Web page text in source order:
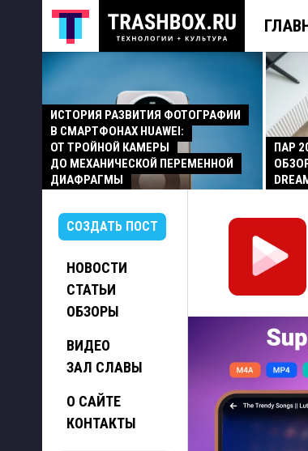
ИСТОРИЯ РАЗВИТИЯ ФОТОГРАФИИ
В СМАРТФОНАХ HUAWEI:
ОТ ТРОЙНОЙ КАМЕРЫ
ДО МЕХАНИЧЕСКОЙ ПЕРЕМЕННОЙ
ДИАФРАГМЫ
ПАР
СОЗДАТЬ ПОСТ
НОВОСТИ
СТАТЬИ
ОБЗОРЫ
ВИДЕО
ЗАЛ СЛАВЫ
О САЙТЕ
КОНТАКТЫ